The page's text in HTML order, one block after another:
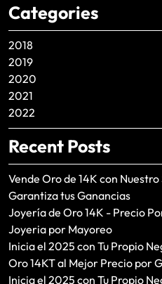
Categories
2018
2019
2020
2021
2022
Recent Posts
Vende Oro de 14K con
Garantiza tus Ganancias
Joyería de Oro 14K - Precio
Joyeria por Mayoreo
Inicia el 2025 con Tu Propio
Oro 14KT al Mejor Precio por
Inicia el 2025 con Tu Propio